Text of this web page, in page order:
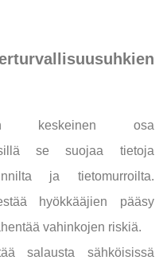
keskeinen osa
sillä se suojaa tietoja
ja tietomurroilta.
hyökkääjien pääsy
vahinkojen riskiä.
salausta sähköisissä